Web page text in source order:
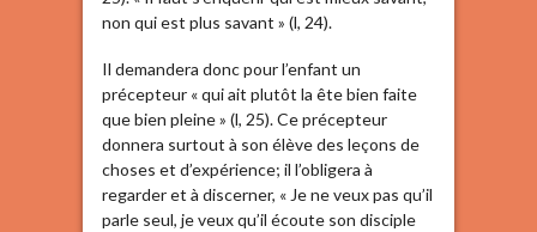
non qui est plus savant » (l, 24).
Il demandera donc pour l’enfant un
précepteur « qui ait plutôt la ête bien faite
que bien pleine » (l, 25). Ce précepteur
donnera surtout à son élève des leçons de
choses et d’expérience; il l’obligera à
regarder et à discerner, « Je ne veux pas qu’il
parle seul, je veux qu’il écoute son disciple